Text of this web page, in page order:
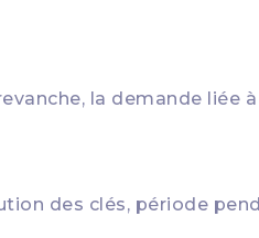
la demande liée
des clés, période